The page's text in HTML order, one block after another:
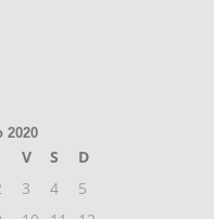
2020
V S
D
3 4
5